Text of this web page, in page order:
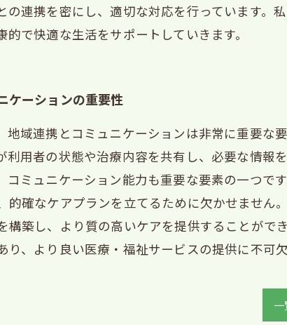
の連携を密にし、適切な対応を行っています。
的で快適な生活をサポートしていきます。
ケーションの重要性
地域連携とコミュニケーションは非常に重要な
利用者の状態や治療内容を共有し、必要な情報
コミュニケーション能力も重要な要素の一つ
的確なケアプランを立てるために欠かせませ
構築し、より質の高いケアを提供することがで
り、より良い医療・福祉サービスの提供に不可欠
一